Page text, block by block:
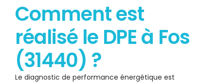
Comment est
réalisé le DPE à Fos
(31440) ?
Le diagnostic de performance énergétique est